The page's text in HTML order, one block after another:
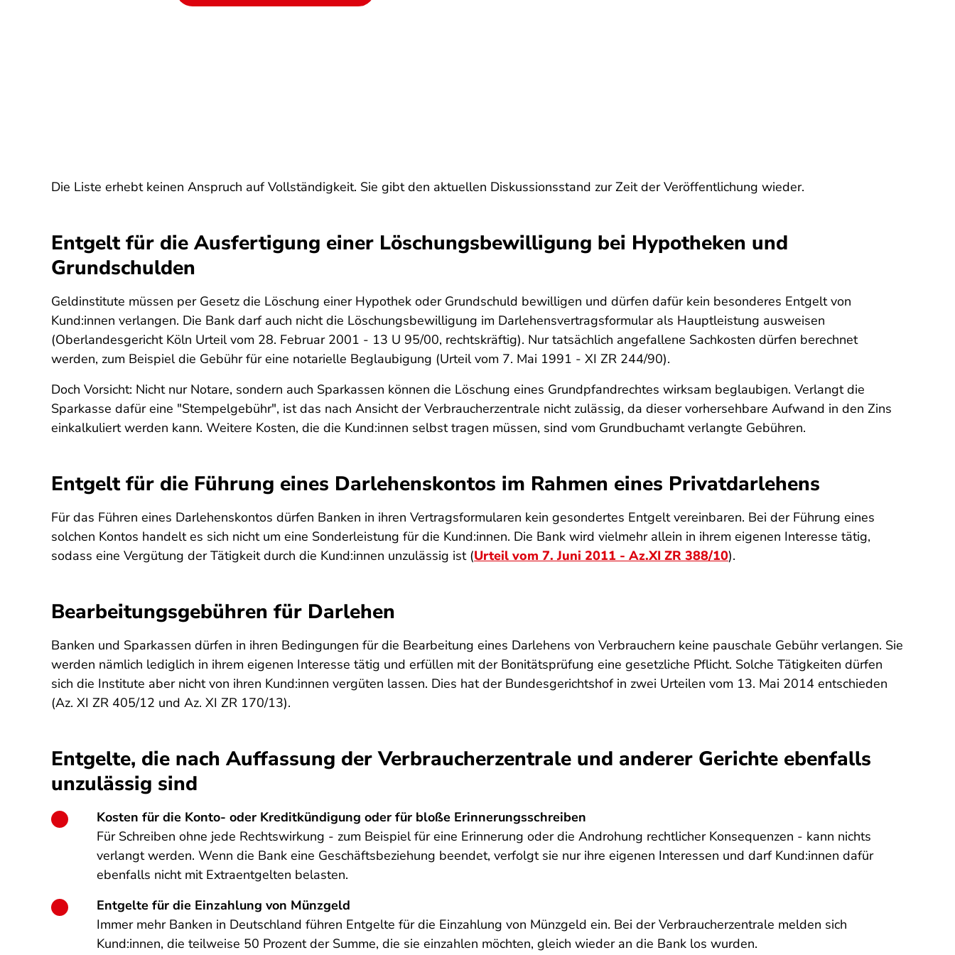
Die Liste erhebt keinen Anspruch auf Vollständigkeit. Sie gibt den aktuellen Diskussionsstand zur Zeit der Veröffentlichung wieder.
Entgelt für die Ausfertigung einer Löschungsbewilligung bei Hypotheken und
Grundschulden
Geldinstitute müssen per Gesetz die Löschung einer Hypothek oder Grundschuld bewilligen und dürfen dafür kein besonderes Entgelt von
Kund:innen verlangen. Die Bank darf auch nicht die Löschungsbewilligung im Darlehensvertragsformular als Hauptleistung ausweisen
(Oberlandesgericht Köln Urteil vom 28. Februar 2001 - 13 U 95/00, rechtskräftig). Nur tatsächlich angefallene Sachkosten dürfen berechnet
werden, zum Beispiel die Gebühr für eine notarielle Beglaubigung (Urteil vom 7. Mai 1991 - XI ZR 244/90).
Doch Vorsicht: Nicht nur Notare, sondern auch Sparkassen können die Löschung eines Grundpfandrechtes wirksam beglaubigen. Verlangt die
Sparkasse dafür eine "Stempelgebühr", ist das nach Ansicht der Verbraucherzentrale nicht zulässig, da dieser vorhersehbare Aufwand in den Zins
einkalkuliert werden kann. Weitere Kosten, die die Kund:innen selbst tragen müssen, sind vom Grundbuchamt verlangte Gebühren.
Entgelt für die Führung eines Darlehenskontos im Rahmen eines Privatdarlehens
Für das Führen eines Darlehenskontos dürfen Banken in ihren Vertragsformularen kein gesondertes Entgelt vereinbaren. Bei der Führung eines
solchen Kontos handelt es sich nicht um eine Sonderleistung für die Kund:innen. Die Bank wird vielmehr allein in ihrem eigenen Interesse tätig,
sodass eine Vergütung der Tätigkeit durch die Kund:innen unzulässig ist (Urteil vom 7. Juni 2011 - Az.XI ZR 388/10).
Bearbeitungsgebühren für Darlehen
Banken und Sparkassen dürfen in ihren Bedingungen für die Bearbeitung eines Darlehens von Verbrauchern keine pauschale Gebühr verlangen. Sie
werden nämlich lediglich in ihrem eigenen Interesse tätig und erfüllen mit der Bonitätsprüfung eine gesetzliche Pflicht. Solche Tätigkeiten dürfen
sich die Institute aber nicht von ihren Kund:innen vergüten lassen. Dies hat der Bundesgerichtshof in zwei Urteilen vom 13. Mai 2014 entschieden
(Az. XI ZR 405/12 und Az. XI ZR 170/13).
Entgelte, die nach Auffassung der Verbraucherzentrale und anderer Gerichte ebenfalls
unzulässig sind
Kosten für die Konto- oder Kreditkündigung oder für bloße Erinnerungsschreiben
Für Schreiben ohne jede Rechtswirkung - zum Beispiel für eine Erinnerung oder die Androhung rechtlicher Konsequenzen - kann nichts
verlangt werden. Wenn die Bank eine Geschäftsbeziehung beendet, verfolgt sie nur ihre eigenen Interessen und darf Kund:innen dafür
ebenfalls nicht mit Extraentgelten belasten.
Entgelte für die Einzahlung von Münzgeld
Immer mehr Banken in Deutschland führen Entgelte für die Einzahlung von Münzgeld ein. Bei der Verbraucherzentrale melden sich
Kund:innen, die teilweise 50 Prozent der Summe, die sie einzahlen möchten, gleich wieder an die Bank los wurden.